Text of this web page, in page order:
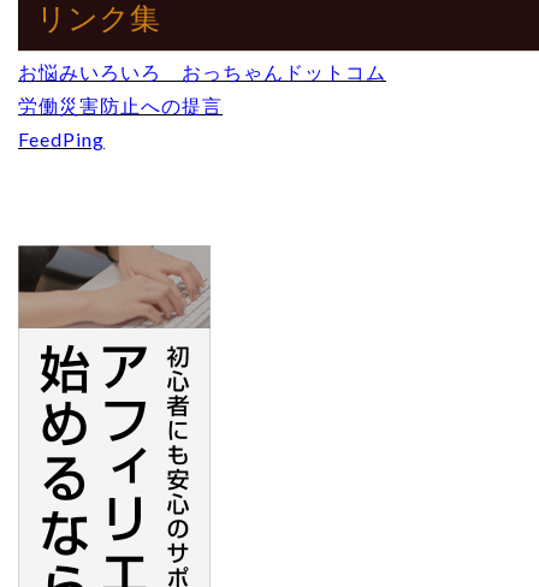
リンク集
お悩みいろいろ おっちゃんドットコム
労働災害防止への提言
FeedPing